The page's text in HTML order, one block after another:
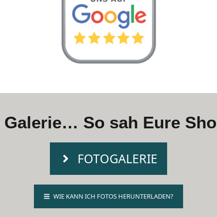
Galerie… So sah Eure
FOTOGALERIE
WIE KANN ICH FOTOS HERUNTERLADEN?